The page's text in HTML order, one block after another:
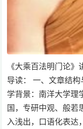
《大乘百法明门论
导读： 一、文章结
学背景：南洋大学理
国，专研中观、般若
入浅出，口语化表达